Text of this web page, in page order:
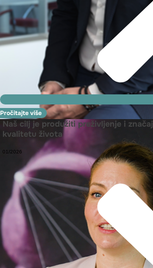
Pročitajte više
Naš cilj je produžiti preživljenje i
kvalitetu života
01/2026